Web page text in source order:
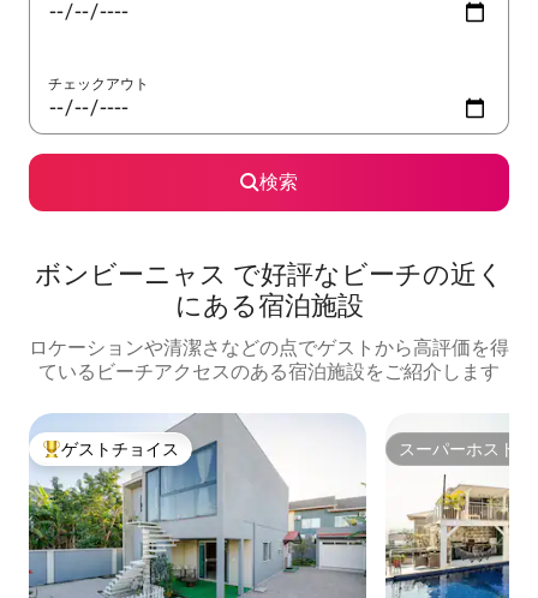
チェックアウト
検索
ボンビーニャス で好評なビーチの近く
にある宿泊施設
ロケーションや清潔さなどの点でゲストから高評価を得
ているビーチアクセスのある宿泊施設をご紹介します
大好評のゲストチョイスです。
ゲストチョイス スーパーホスト
スーパーホスト